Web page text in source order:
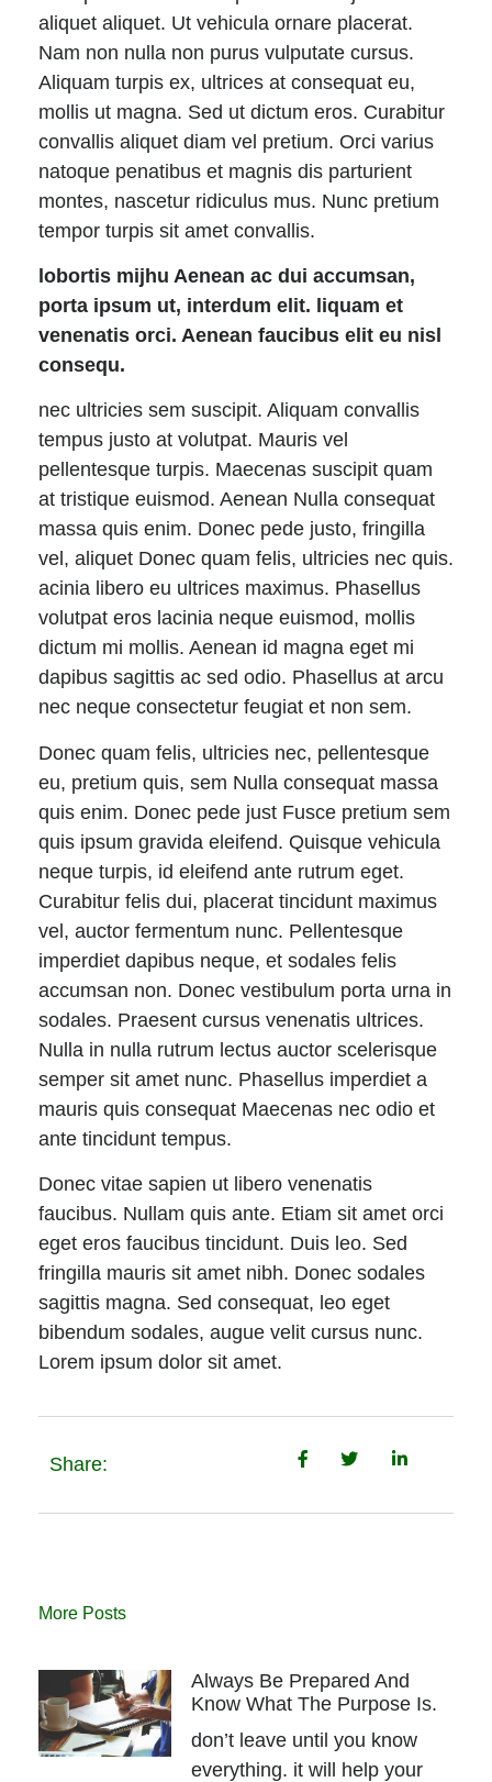
aliquet aliquet. Ut vehicula ornare placerat.
Nam non nulla non purus vulputate cursus.
Aliquam turpis ex, ultrices at consequat eu,
mollis ut magna. Sed ut dictum eros. Curabitur
convallis aliquet diam vel pretium. Orci varius
natoque penatibus et magnis dis parturient
montes, nascetur ridiculus mus. Nunc pretium
tempor turpis sit amet convallis.
lobortis mijhu Aenean ac dui accumsan,
porta ipsum ut, interdum elit. liquam et
venenatis orci. Aenean faucibus elit eu nisl
consequ.
nec ultricies sem suscipit. Aliquam convallis
tempus justo at volutpat. Mauris vel
pellentesque turpis. Maecenas suscipit quam
at tristique euismod. Aenean Nulla consequat
massa quis enim. Donec pede justo, fringilla
vel, aliquet Donec quam felis, ultricies nec quis.
acinia libero eu ultrices maximus. Phasellus
volutpat eros lacinia neque euismod, mollis
dictum mi mollis. Aenean id magna eget mi
dapibus sagittis ac sed odio. Phasellus at arcu
nec neque consectetur feugiat et non sem.
Donec quam felis, ultricies nec, pellentesque
eu, pretium quis, sem Nulla consequat massa
quis enim. Donec pede just Fusce pretium sem
quis ipsum gravida eleifend. Quisque vehicula
neque turpis, id eleifend ante rutrum eget.
Curabitur felis dui, placerat tincidunt maximus
vel, auctor fermentum nunc. Pellentesque
imperdiet dapibus neque, et sodales felis
accumsan non. Donec vestibulum porta urna in
sodales. Praesent cursus venenatis ultrices.
Nulla in nulla rutrum lectus auctor scelerisque
semper sit amet nunc. Phasellus imperdiet a
mauris quis consequat Maecenas nec odio et
ante tincidunt tempus.
Donec vitae sapien ut libero venenatis
faucibus. Nullam quis ante. Etiam sit amet orci
eget eros faucibus tincidunt. Duis leo. Sed
fringilla mauris sit amet nibh. Donec sodales
sagittis magna. Sed consequat, leo eget
bibendum sodales, augue velit cursus nunc.
Lorem ipsum dolor sit amet.
Share:
More Posts
Always Be Prepared And
Know What The Purpose Is.
don’t leave until you know
everything. it will help your